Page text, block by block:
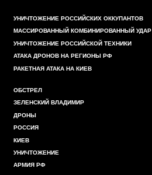
УНИЧТОЖЕНИЕ РОССИЙСКИХ ОККУПАНТОВ
МАССИРОВАННЫЙ КОМБИНИРОВАННЫЙ УДАР
УНИЧТОЖЕНИЕ РОССИЙСКОЙ ТЕХНИКИ
АТАКА ДРОНОВ НА РЕГИОНЫ РФ
РАКЕТНАЯ АТАКА НА КИЕВ
ОБСТРЕЛ
ЗЕЛЕНСКИЙ ВЛАДИМИР
ДРОНЫ
РОССИЯ
КИЕВ
УНИЧТОЖЕНИЕ
АРМИЯ РФ